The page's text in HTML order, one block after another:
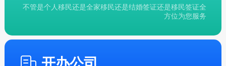
不管是个人移民还是全家移民还是结婚签证还是移民签证全
方位为您服务